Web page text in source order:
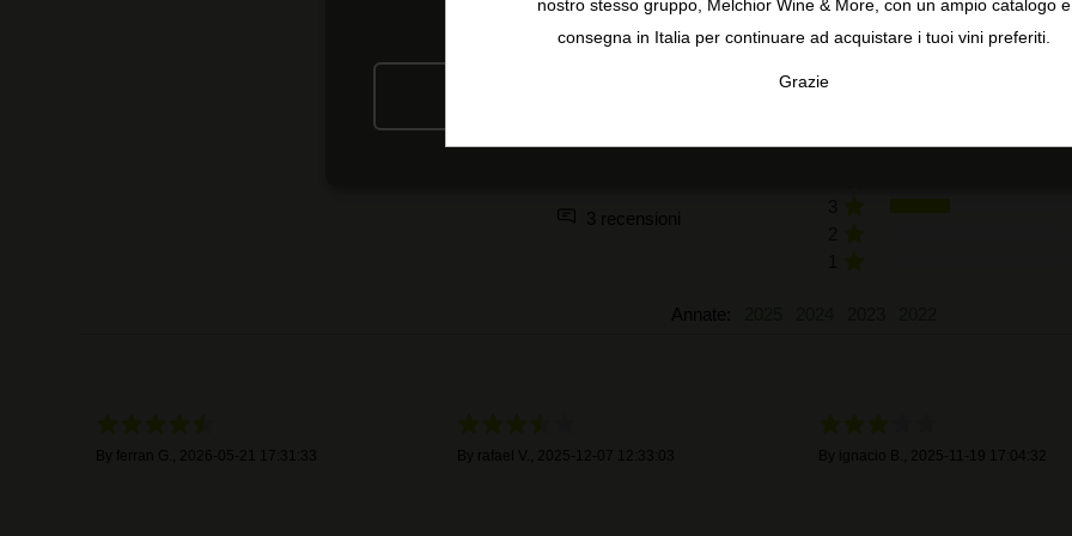
RECENSIONI DEGLI UTENTI
3,7
3 recensioni
5
Annate:
ferran G. 2026-05-21 17:31:33 rafael V. 2025-12-07 12:33:03 ignacio B. 2025-11-19 17:04:32
nostro stesso gruppo, Melchior Wine & More, con un ampio catalogo e
consegna in Italia per continuare ad acquistare i tuoi vini preferiti.
Grazie